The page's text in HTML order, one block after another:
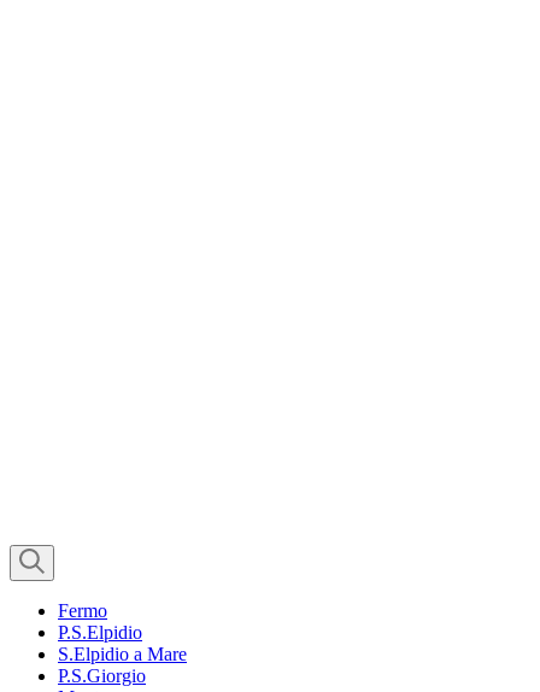
Fermo
P.S.Elpidio
S.Elpidio a Mare
P.S.Giorgio